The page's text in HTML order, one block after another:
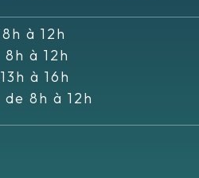
à 12h
à 12h
à 16h
8h à 12h